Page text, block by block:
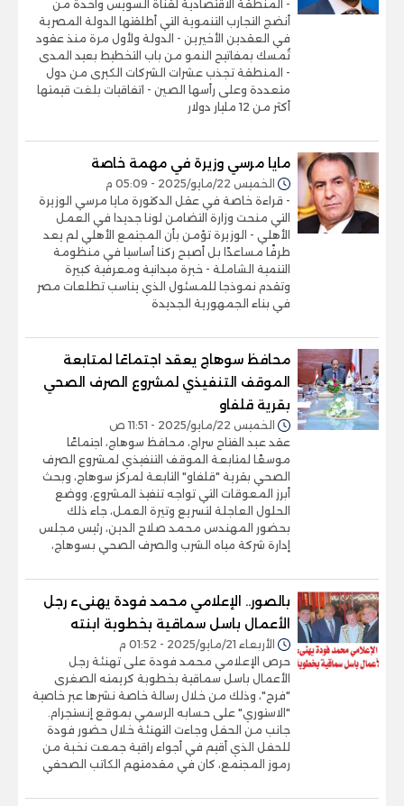
- المنطقة الاقتصادية لقناة السويس واحدة من
أنضج التجارب التنموية التي أطلقتها الدولة المصرية
في العقدين الأخيرين - الدولة ولأول مرة منذ عقود
تُمسك بمفاتيح النمو من باب التخطيط بعيد المدى
- المنطقة تجذب عشرات الشركات الكبرى من دول
متعددة وعلى رأسها الصين - اتفاقيات بلغت قيمتها
أكثر من 12 مليار دولار
مايا مرسي وزيرة في مهمة خاصة
الخميس 22/مايو/2025 - 05:09 م
- قراءة خاصة في عقل الدكتورة مايا مرسي الوزيرة
التي منحت وزارة التضامن لونا جديدا في العمل
الأهلي - الوزيرة تؤمن بأن المجتمع الأهلي لم يعد
طرفًا مساعدًا بل أصبح ركنا أساسيا في منظومة
التنمية الشاملة - خبرة ميدانية ومعرفية كبيرة
وتقدم نموذجا للمسئول الذي يناسب تطلعات مصر
في بناء الجمهورية الجديدة
محافظ سوهاج يعقد اجتماعًا لمتابعة
الموقف التنفيذي لمشروع الصرف الصحي
بقرية قلفاو
الخميس 22/مايو/2025 - 11:51 ص
عقد عبد الفتاح سراج، محافظ سوهاج، اجتماعًا
موسعًا لمتابعة الموقف التنفيذي لمشروع الصرف
الصحي بقرية "قلفاو" التابعة لمركز سوهاج، وبحث
أبرز المعوقات التي تواجه تنفيذ المشروع، ووضع
الحلول العاجلة لتسريع وتيرة العمل، جاء ذلك
بحضور المهندس محمد صلاح الدين، رئيس مجلس
إدارة شركة مياه الشرب والصرف الصحي بسوهاج،
بالصور.. الإعلامي محمد فودة يهنىء رجل
الأعمال باسل سماقية بخطوبة ابنته
الأربعاء 21/مايو/2025 - 01:52 م
حرص الإعلامي محمد فودة على تهنئة رجل
الأعمال باسل سماقية بخطوبة كريمته الصغرى
"فرح"، وذلك من خلال رسالة خاصة نشرها عبر خاصية
"الاستوري" على حسابه الرسمي بموقع إنستجرام.
جانب من الحفل وجاءت التهنئة خلال حضور فودة
للحفل الذي أقيم في أجواء راقية جمعت نخبة من
رموز المجتمع، كان في مقدمتهم الكاتب الصحفي